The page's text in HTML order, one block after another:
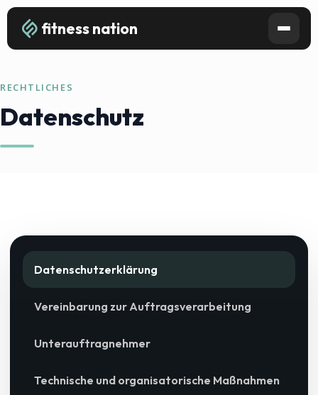
fitness nation
RECHTLICHES
Datenschutz
Datenschutzerklärung
Vereinbarung zur Auftragsverarbeitung
Unterauftragnehmer
Technische und organisatorische Maßnahmen